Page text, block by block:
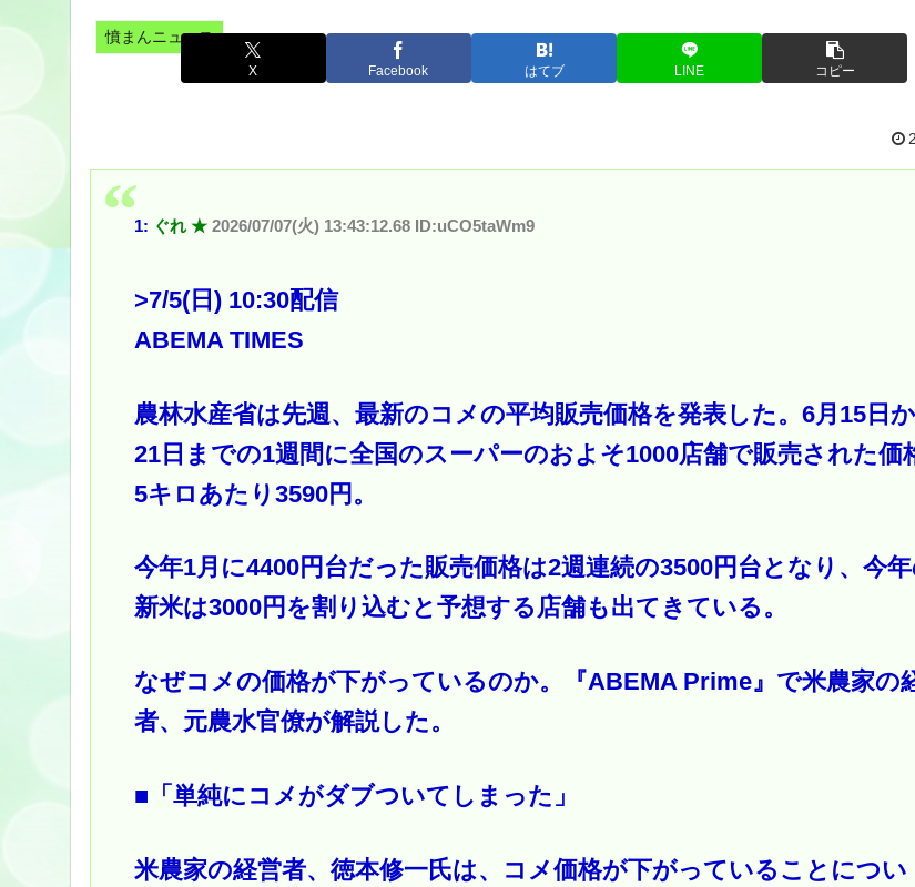
憤まんニュース
X Facebook はてブ LINE コピー
1: ぐれ ★ 2026/07/07(火) 13:43:12.68 ID:uCO5taWm9
>7/5(日) 10:30配信
ABEMA TIMES
農林水産省は先週、最新のコメの平均販売価格を発表した。6月15日
21日までの1週間に全国のスーパーのおよそ1000店舗で販売された価
5キロあたり3590円。
今年1月に4400円台だった販売価格は2週連続の3500円台となり、今
新米は3000円を割り込むと予想する店舗も出てきている。
なぜコメの価格が下がっているのか。『ABEMA Prime』で米農家の
者、元農水官僚が解説した。
■「単純にコメがダブついてしまった」
米農家の経営者、徳本修一氏は、コメ価格が下がっていることについ